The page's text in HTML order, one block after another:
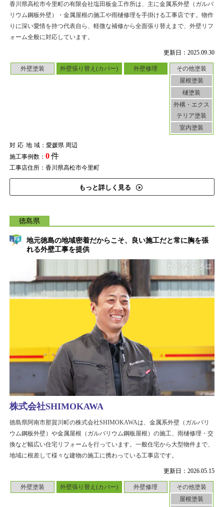
更新日：2025.09.30
外壁塗装 外壁張り替え(カバー) 外壁修理
その他塗装
屋根塗装
樋塗装
外構・エクス
テリア塗装
室内塗装
対応地域：愛媛県 周辺
施工事例数： 0件
工事店住所：香川県高松市今里町
もっと詳しく見る
香川県高松市今里町の有限会社塩田板金工作所は、主に金属系外壁（ガルバ
リウム鋼板外壁）・金属屋根の施工や雨樋修理を手掛ける工事店です。物作
りに深い愛情を持つ代表自ら、軽微な補修から全面張り替えまで、外壁リフ
ォーム全般に対応しています。
徳島県
地元徳島の地域密着だからこそ、良い施工だと常に胸を張
れる外壁工事を提供
更新日：2026.05.15
外壁塗装 外壁張り替え(カバー) 外壁修理
その他塗装
屋根塗装
株式会社SHIMOKAWA
徳島県阿南市那賀川町の株式会社SHIMOKAWAは、金属系外壁（ガルバリ
ウム鋼板外壁）や金属屋根（ガルバリウム鋼板屋根）の施工、雨樋修理・交
換など幅広い住宅リフォームを行っています。一般住宅から大型物件まで、
地域に根差して様々な建物の施工に携わっている工事店です。